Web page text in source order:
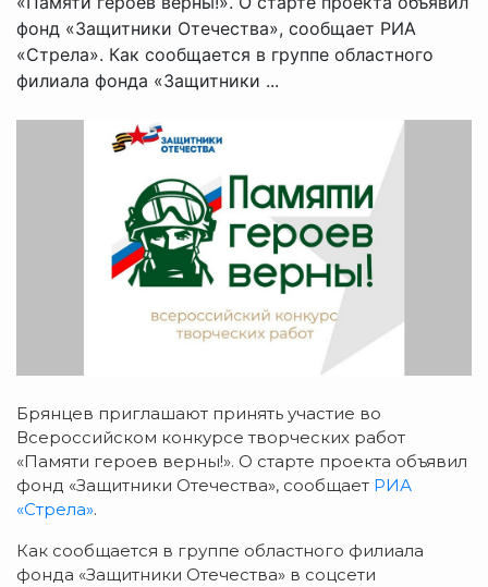
фонд «Защитники Отечества», сообщает РИА
«Стрела». Как сообщается в группе областного
филиала фонда «Защитники ...
Брянцев приглашают принять участие во
Всероссийском конкурсе творческих работ
«Памяти героев верны!». О старте проекта объявил
фонд «Защитники Отечества», сообщает РИА
«Стрела».
Как сообщается в группе областного филиала
фонда «Защитники Отечества» в соцсети